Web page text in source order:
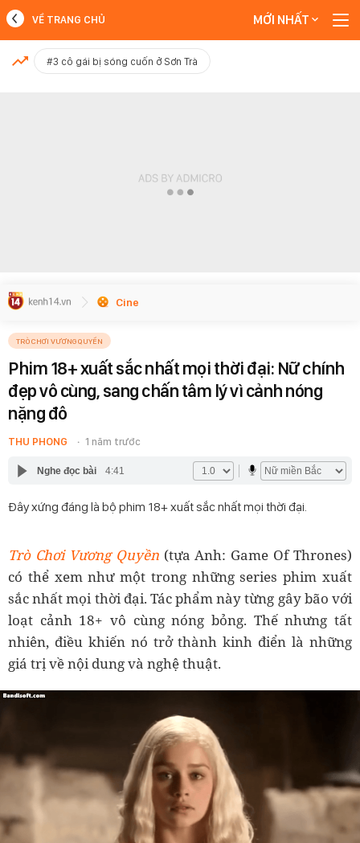
MỚI NHẤT
VỀ TRANG CHỦ MỚI NHẤT
#3 cô gái bị sóng cuốn ở Sơn Trà
Cine
TRÒ CHƠI VƯƠNG QUYỀN
Phim 18+ xuất sắc nhất mọi thời đại: Nữ chính
đẹp vô cùng, sang chấn tâm lý vì cảnh nóng
nặng đô
THU PHONG 1 năm trước
Nghe đọc bài 4:41
Đây xứng đáng là bộ phim 18+ xuất sắc nhất mọi thời đại.
Trò Chơi Vương Quyền(tựa Anh: Game Of Thrones)
có thể xem như một trong những series phim xuất
sắc nhất mọi thời đại. Tác phẩm này từng gây bão với
loạt cảnh 18+ vô cùng nóng bỏng. Thế nhưng tất
nhiên, điều khiến nó trở thành kinh điển là những
giá trị về nội dung và nghệ thuật.